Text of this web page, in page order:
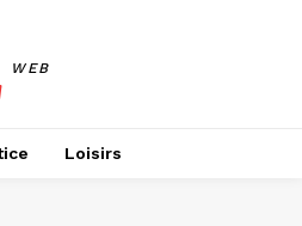
WEB
Loisirs